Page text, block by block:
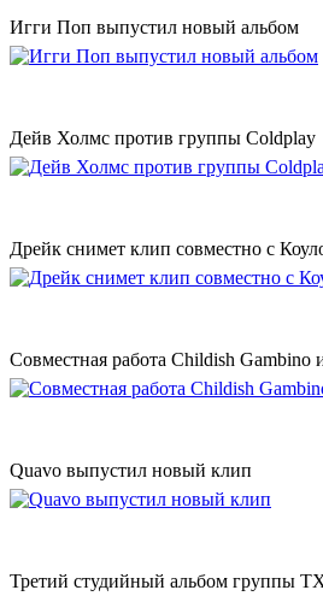
Игги Поп выпустил новый альбом
Дейв Холмc против группы Coldplay
Дрейк снимет клип совместно с
Совместная работа Childish
Quavo выпустил новый клип
Третий студийный альбом группы